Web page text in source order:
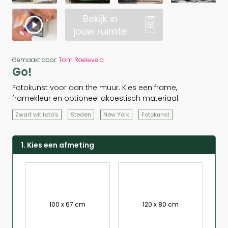
Bekijk in
jouw ruimte
Gemaakt door:Tom Roeleveld
Go!
Fotokunst voor aan the muur. Kies een frame,
framekleur en optioneel akoestisch materiaal.
Zwart wit foto's Steden New York Fotokunst
1. Kies een afmeting
100 x 67 cm 120 x 80 cm